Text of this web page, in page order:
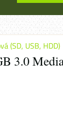
(SD, USB, HDD)
3.0